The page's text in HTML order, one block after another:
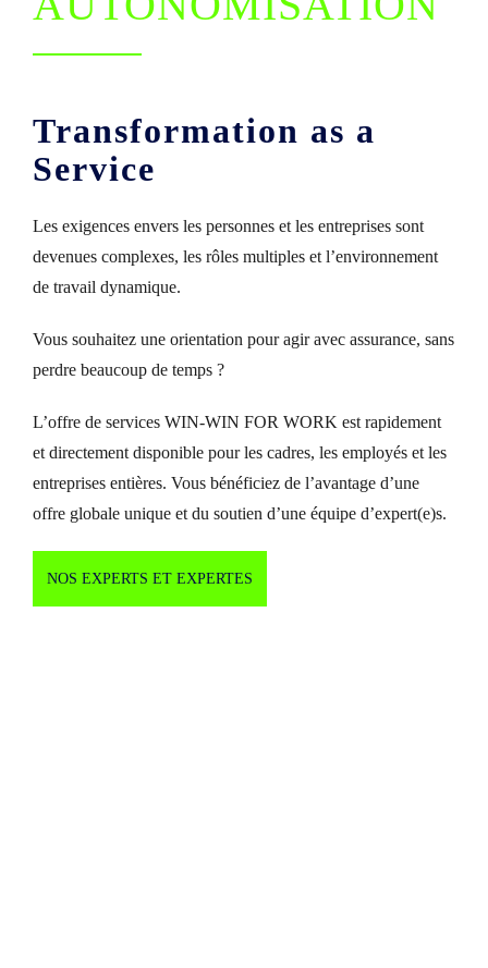
Français
Transformation as a
Service
Les exigences envers les personnes et les entreprises sont
devenues complexes, les rôles multiples et l’environnement
de travail dynamique.
Vous souhaitez une orientation pour agir avec assurance, sans
perdre beaucoup de temps ?
L’offre de services WIN-WIN FOR WORK est rapidement
et directement disponible pour les cadres, les employés et les
entreprises entières. Vous bénéficiez de l’avantage d’une
offre globale unique et du soutien d’une équipe d’expert(e)s.
NOS EXPERTS ET EXPERTES